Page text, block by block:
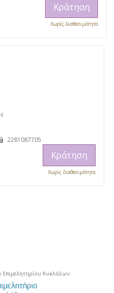
Κράτηση
Χωρίς διαθεσιμότητα
2281087705
Κράτηση
Χωρίς διαθεσιμότητα
Κυκλάδων.